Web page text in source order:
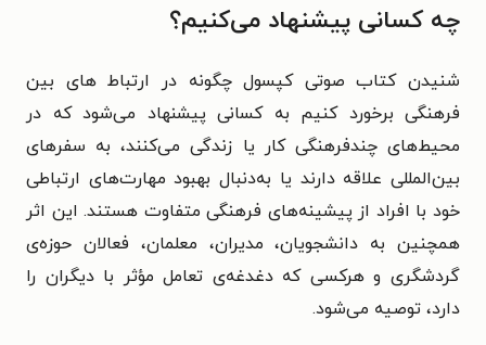
چه کسانی پیشنهاد می‌کنیم؟
شنیدن کتاب صوتی کپسول چگونه در ارتباط‌ های بین‌
فرهنگی برخورد کنیم به کسانی پیشنهاد می‌شود که در
محیط‌های چندفرهنگی کار یا زندگی می‌کنند، به سفرهای
بین‌المللی علاقه دارند یا به‌دنبال بهبود مهارت‌های ارتباطی
خود با افراد از پیشینه‌های فرهنگی متفاوت هستند. این اثر
همچنین به دانشجویان، مدیران، معلمان، فعالان حوزه‌ی
گردشگری و هرکسی که دغدغه‌ی تعامل مؤثر با دیگران را
دارد، توصیه می‌شود.